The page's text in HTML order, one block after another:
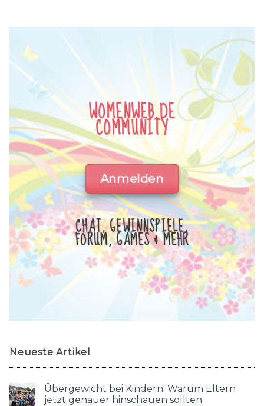
WOMENWEB.DE
COMMUNITY
Anmelden
CHAT, GEWINNSPIELE,
FORUM, GAMES & MEHR
Neueste Artikel
Übergewicht bei Kindern: Warum Eltern
jetzt genauer hinschauen sollten